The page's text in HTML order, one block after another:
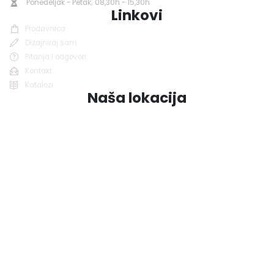
Ponedeljak - Petak; 08,30h - 15,30h
Linkovi
Prodavnica
Dizajniraj sam
Pitanja i odgovori
Kontakt
Katalozi
Naša lokacija